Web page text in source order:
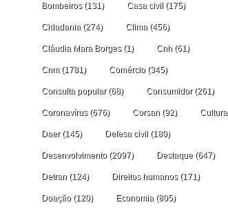
Bombeiros(131) Casa civil (175)
Cidadania (274) Clima (456)
Cláudia Mara Borges(1) Cnh (61)
Cnm(1781) Comércio(345)
Consulta popular(68) Consumidor(261)
Coronavírus(676) Corsan (92) Cultura
Daer(145) Defesa civil (180)
Desenvolvimento(2097) Destaque (647)
Detran (124) Direitos humanos(171)
Doação(120) Economia (805)